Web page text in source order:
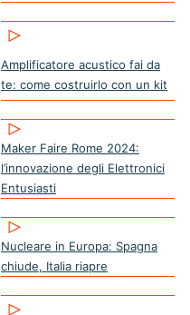
Amplificatore acustico fai da
te: come costruirlo con un kit
Maker Faire Rome 2024:
l’innovazione degli Elettronici
Entusiasti
Nucleare in Europa: Spagna
chiude, Italia riapre